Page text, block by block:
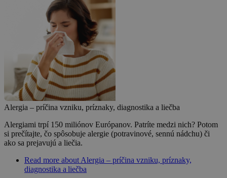
Alergia – príčina vzniku, príznaky, diagnostika a liečba
Alergiami trpí 150 miliónov Európanov. Patríte medzi nich? Potom
si prečítajte, čo spôsobuje alergie (potravinové, sennú nádchu) či
ako sa prejavujú a liečia.
Read more about Alergia – príčina vzniku, príznaky,
diagnostika a liečba